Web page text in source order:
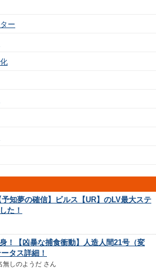
ー
知夢の確信】ビルス【UR】のLV最大ステ
た！
！【凶暴な捕食衝動】人造人間21号（変
タス詳細！
無しのようだ さん